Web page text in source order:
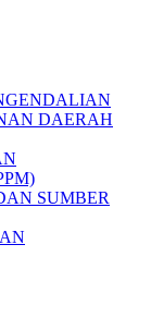
DAERAH
SUMBER